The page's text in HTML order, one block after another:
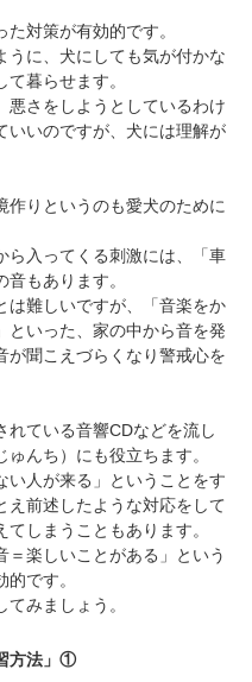
対策が有効的です。
うに、犬にしても気が付かな
暮らせます。
悪さをしようとしているわけ
いいのですが、犬には理解が
作りというのも愛犬のために
ら入ってくる刺激には、「車
もあります。
は難しいですが、「音楽をか
といった、家の中から音を発
が聞こえづらくなり警戒心を
れている音響CDなどを流し
んち）にも役立ちます。
い人が来る」ということをす
え前述したような対応をして
しまうこともあります。
＝楽しいことがある」という
です。
みましょう。
方法」①